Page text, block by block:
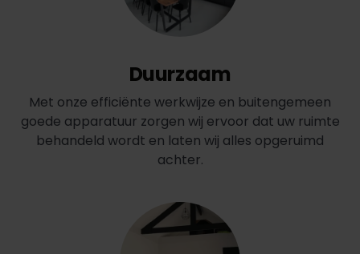
Duurzaam
Met onze efficiënte werkwijze en buitengemeen
goede apparatuur zorgen wij ervoor dat uw ruimte
behandeld wordt en laten wij alles opgeruimd
achter.